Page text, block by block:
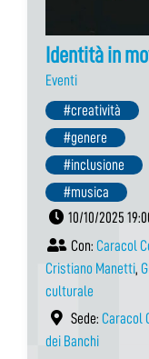
Identità in
Eventi
#creatività
#genere
#inclusione
#musica
10/10/2025
Con: Caracol
Cristiano Manetti,
culturale
Sede: Caracol
dei Banchi